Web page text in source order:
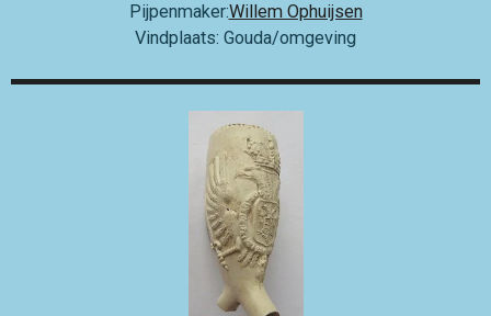
Pijpenmaker:Willem Ophuijsen
Vindplaats: Gouda/omgeving